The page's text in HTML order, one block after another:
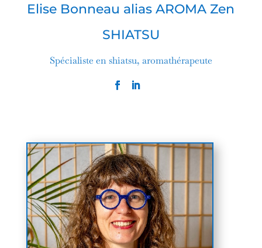
Elise Bonneau alias AROMA Zen
SHIATSU
Spécialiste en shiatsu, aromathérapeute